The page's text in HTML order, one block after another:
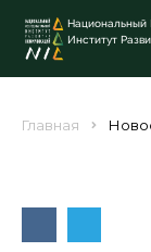
Национальный
Институт
Главная